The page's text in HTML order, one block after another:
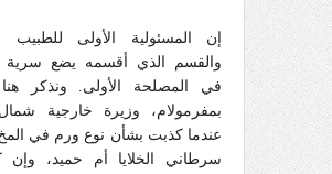
إن المسئولية الأولى للطبيب
والقسم الذي أقسمه يضع سرية
في المصلحة الأولى. ونذكر هنا
بمفرمولام، وزيرة خارجية
عندما كذبت بشأن نوع ورم في
سرطاني الخلايا أم حميد، و ن